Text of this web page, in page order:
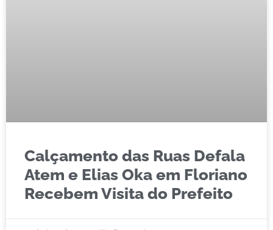
Calçamento das Ruas Defala
Atem e Elias Oka em Floriano
Recebem Visita do Prefeito